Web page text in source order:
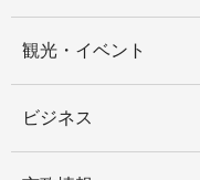
観光・イベント
ビジネス